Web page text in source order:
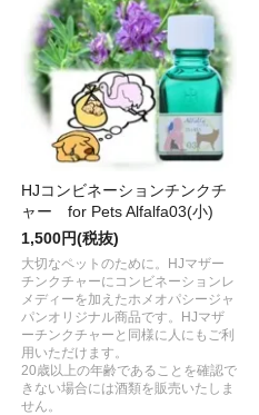
HJコンビネーションチンクチ
ャー for Pets Alfalfa03(小)
1,500円(税抜)
大切なペットのために。HJマザー
チンクチャーにコンビネーションレ
メディーを加えたホメオパシージャ
パンオリジナル商品です。HJマザ
ーチンクチャーと同様に人にもご利
用いただけます。
20歳以上の年齢であることを確認で
きない場合には酒類を販売いたしま
せん。